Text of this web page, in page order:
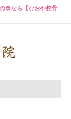
事なら【なおや整骨